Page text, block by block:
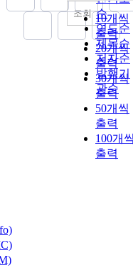
순
연도순
제목순
저자순
발행기
관순
10개씩
출력
20개씩
출력
30개씩
출력
50개씩
출력
100개
출력
조회